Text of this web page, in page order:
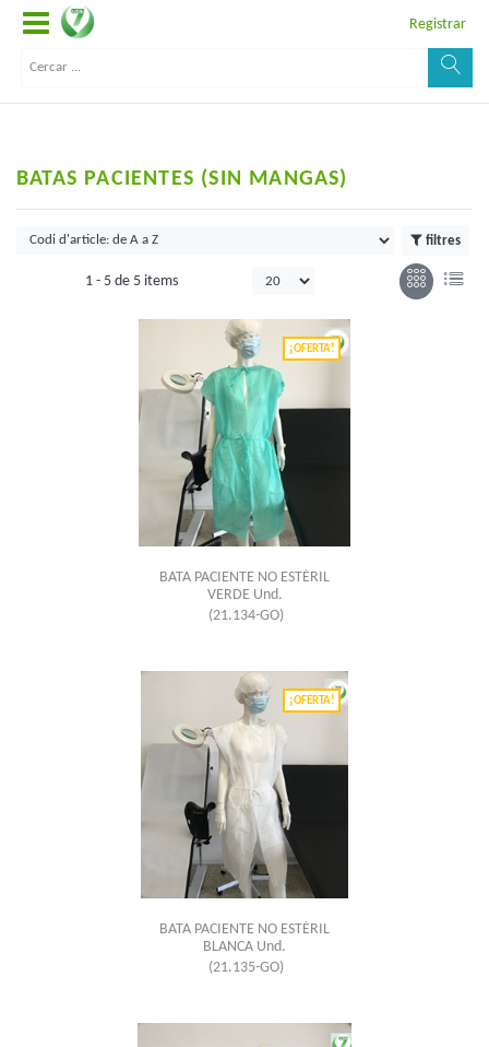
Registrar
BATAS PACIENTES (SIN MANGAS)
filtres
1 - 5 de 5 items
¡OFERTA!
BATA PACIENTE NO ESTÉRIL
VERDE Und.
(21.134-GO)
¡OFERTA!
BATA PACIENTE NO ESTÉRIL
BLANCA Und.
(21.135-GO)